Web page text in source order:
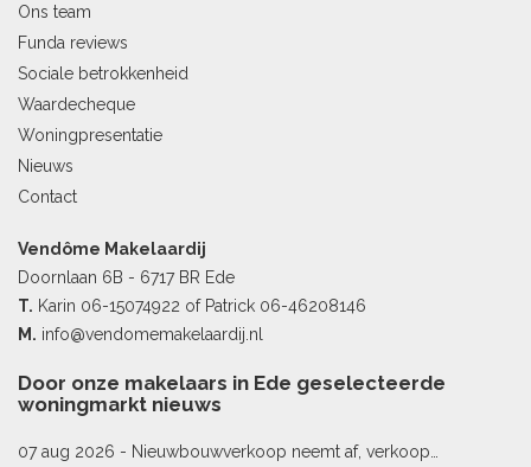
Ons team
Funda reviews
Sociale betrokkenheid
Waardecheque
Woningpresentatie
Nieuws
Contact
Vendôme Makelaardij
Doornlaan 6B - 6717 BR Ede
T. Karin 06-15074922 of Patrick 06-46208146
M. info@vendomemakelaardij.nl
Door onze makelaars in Ede geselecteerde
woningmarkt nieuws
07 aug 2026 - Nieuwbouwverkoop neemt af, verkoop